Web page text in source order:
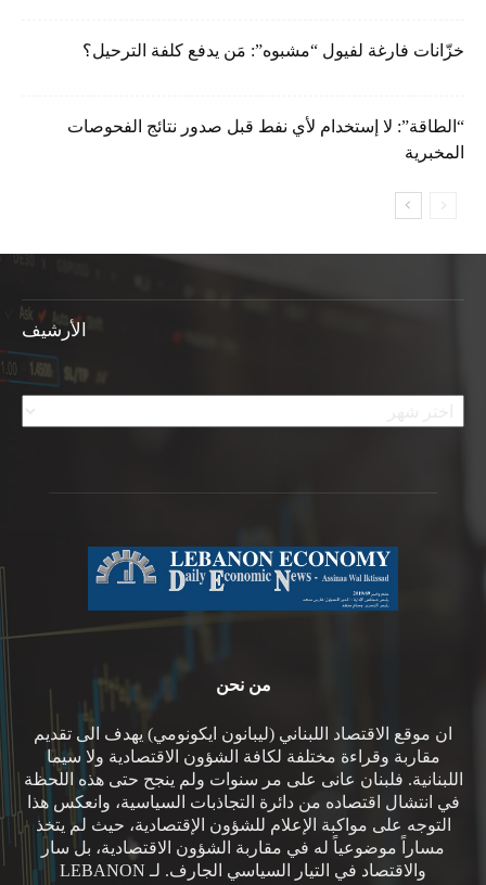
خزّانات فارغة لفيول “مشبوه”: مَن يدفع كلفة الترحيل؟
“الطاقة”: لا إستخدام لأي نفط قبل صدور نتائج الفحوصات
المخبرية
الأرشيف
الأرشيف
من نحن
ان موقع الاقتصاد اللبناني (ليبانون ايكونومي) يهدف الى تقديم
مقاربة وقراءة مختلفة لكافة الشؤون الاقتصادية ولا سيما
اللبنانية. فلبنان عانى على مر سنوات ولم ينجح حتى هذه اللحظة
في انتشال اقتصاده من دائرة التجاذبات السياسية، وانعكس هذا
التوجه على مواكبة الإعلام للشؤون الإقتصادية، حيث لم يتخذ
مساراً موضوعياً له في مقاربة الشؤون الاقتصادية، بل سار
والاقتصاد في التيار السياسي الجارف. لـ LEBANON